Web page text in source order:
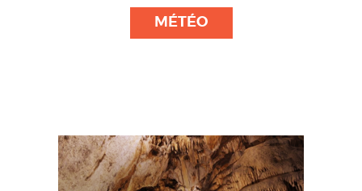
MÉTÉO